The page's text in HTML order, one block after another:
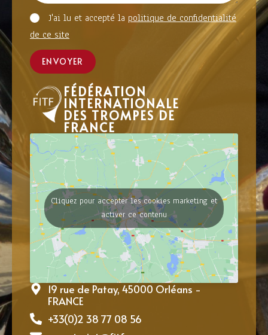
J'ai lu et accepté la politique de confidentialité
de ce site
ENVOYER
FÉDÉRATION
INTERNATIONALE
DES TROMPES DE
FRANCE
Cliquez pour accepter les cookies marketing et
activer ce contenu
19 rue de Patay, 45000 Orléans -
FRANCE
+33(0)2 38 77 08 56